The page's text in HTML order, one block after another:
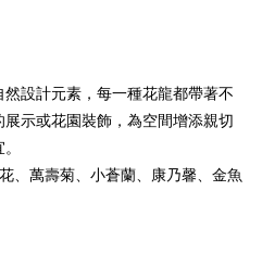
percuma untuk pesanan
percuma untuk pesanan
設計元素，每一種花龍都帶著不
示或花園裝飾，為空間增添親切
、萬壽菊、小蒼蘭、康乃馨、金魚